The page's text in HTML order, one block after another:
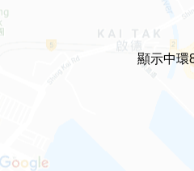
顯示中環